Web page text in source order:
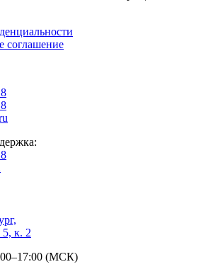
соглашение
5, к. 2
(МСК)